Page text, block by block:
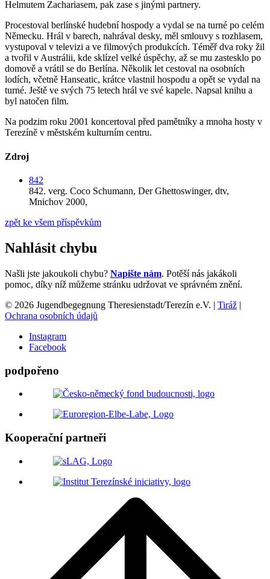
Helmutem Zachariasem, pak zase s jinými partnery.
Procestoval berlínské hudební hospody a vydal se na turné po celém
Německu. Hrál v barech, nahrával desky, měl smlouvy s rozhlasem,
vystupoval v televizi a ve filmových produkcích. Téměř dva roky žil
a tvořil v Austrálii, kde sklízel velké úspěchy, až se mu zastesklo po
domově a vrátil se do Berlína. Několik let cestoval na osobních
lodích, včetně Hanseatic, krátce vlastnil hospodu a opět se vydal na
turné. Ještě ve svých 75 letech hrál ve své kapele. Napsal knihu a
byl natočen film.
Na podzim roku 2001 koncertoval před pamětníky a mnoha hosty v
Terezíně v městském kulturním centru.
Zdroj
842
842. verg. Coco Schumann, Der Ghettoswinger, dtv,
Mnichov 2000,
zpět ke všem příspěvkům
Nahlásit chybu
Našli jste jakoukoli chybu? Napište nám. Potěší nás jakákoli
pomoc, díky níž můžeme stránku udržovat ve správném znění.
© 2026 Jugendbegegnung Theresienstadt/Terezín e.V. | Tiráž |
Ochrana osobních údajů
Instagram
Facebook
podpořeno
Kooperační partneři